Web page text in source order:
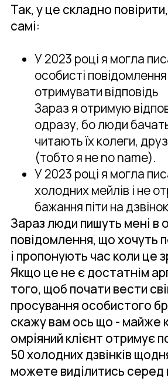
Так, у це складно
самі:
У 2023 році я могла
особисті повідомлення
отримувати відповідь
Зараз я отримую
одразу, бо люди
читають їх колеги,
(тобто я не no name).
У 2023 році я могла
холодних мейлів і не
бажання піти на
Зараз люди пишуть мені в
повідомлення, що хочуть
і пропонують час коли це
Якщо це не є достатнім
того, щоб почати вести
просування особистого
скажу вам ось що - майже
омріяний клієнт отримує
50 холодних дзвінків
можете виділитись серед